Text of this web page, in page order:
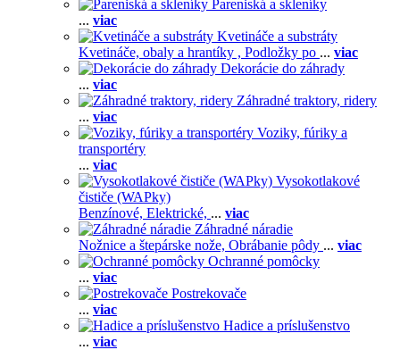
Pareniská a skleníky
... viac
Kvetináče a substráty
Kvetináče, obaly a hrantíky , Podložky po ... viac
Dekorácie do záhrady
... viac
Záhradné traktory, ridery
... viac
Voziky, fúriky a
transportéry
... viac
Vysokotlakové
čističe (WAPky)
Benzínové, Elektrické, ... viac
Záhradné náradie
Nožnice a štepárske nože, Obrábanie pôdy ... viac
Ochranné pomôcky
... viac
Postrekovače
... viac
Hadice a príslušenstvo
... viac